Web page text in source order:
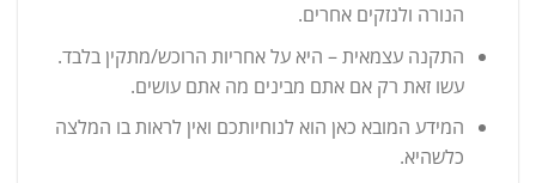
הנורה ולנזקים אחרים.
התקנה עצמאית – היא על אחריות הרוכש/מתקין בלבד.
עשו זאת רק אם אתם מבינים מה אתם עושים.
המידע המובא כאן הוא לנוחיותכם ואין לראות בו המלצה
כלשהיא.